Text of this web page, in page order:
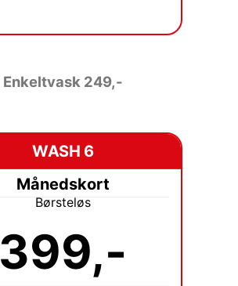
Enkeltvask 249,-
WASH 6
Månedskort
Børsteløs
399,-